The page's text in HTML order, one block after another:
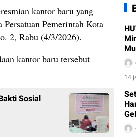
kantor baru yang
Pemerintah Kota
2, Rabu (4/3/2026).
kantor baru tersebut
Sosial
14